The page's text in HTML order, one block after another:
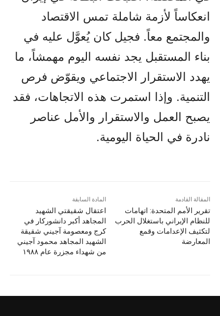
انعكاساً لأزمة شاملة تمس الاقتصاد
والمجتمع معاً. فجيل كان يُعوَّل عليه في
بناء المستقبل يجد نفسه اليوم مهمشاً، ما
يهدد الاستقرار الاجتماعي ويقوّض فرص
التنمية. وإذا استمرت هذه الاتجاهات، فقد
يصبح العمل والاستقرار والأمل عناصر
نادرة في الحياة اليومية.
المادة السابقة
اعتقال شقيقتي الشهيد
المجاهد أكبر دانشوركار في
كرج ومعصومة آجيني شقيقة
الشهيد المجاهد محمود آجيني
من شهداء مجزرة عام ١٩٨٨
المقالة القادمة
تقریر الأمم المتحدة: اتهامات
للنظام الإيراني باستغلال الحرب
لتكثيف الإعدامات وقمع
المعارضة